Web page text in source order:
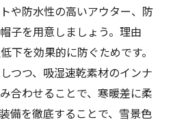
や防水性の高いアウター、防
子を用意しましょう。理由
下を効果的に防ぐためです。
つつ、吸湿速乾素材のインナ
合わせることで、寒暖差に柔
備を徹底することで、雪景色